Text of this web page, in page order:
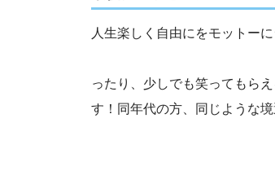
人生楽しく自由にをモットー
誰か
ったり、少しでも笑ってもら
す！同年代の方、同じような